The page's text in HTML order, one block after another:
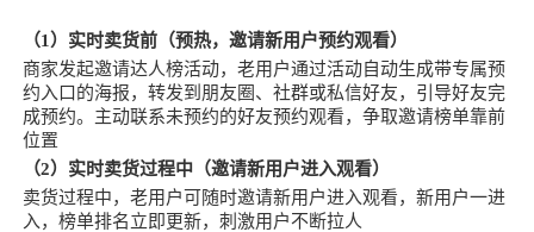
（1）实时卖货前（预热，邀请新用户预约观看）
商家发起邀请达人榜活动，老用户通过活动自动生成带专属预
约入口的海报，转发到朋友圈、社群或私信好友，引导好友完
成预约。主动联系未预约的好友预约观看，争取邀请榜单靠前
位置
（2）实时卖货过程中（邀请新用户进入观看）
卖货过程中，老用户可随时邀请新用户进入观看，新用户一进
入，榜单排名立即更新，刺激用户不断拉人